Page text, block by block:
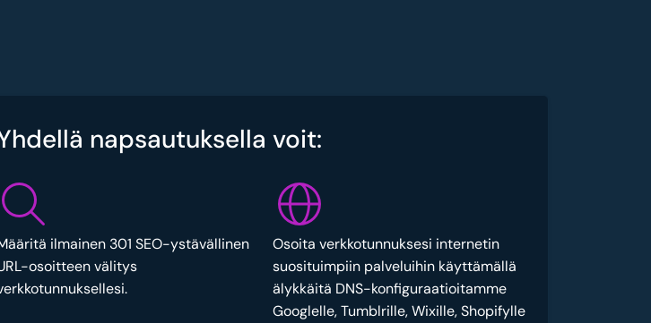
napsautuksella voit:
ilmainen 301 SEO-ystävällinen
osoitteen välitys
Osoita verkkotunnuksesi internetin
suosituimpiin palveluihin käyttämällä
älykkäitä DNS-konfiguraatioitamme
Googlelle, Tumblrille, Wixille, Shopifylle